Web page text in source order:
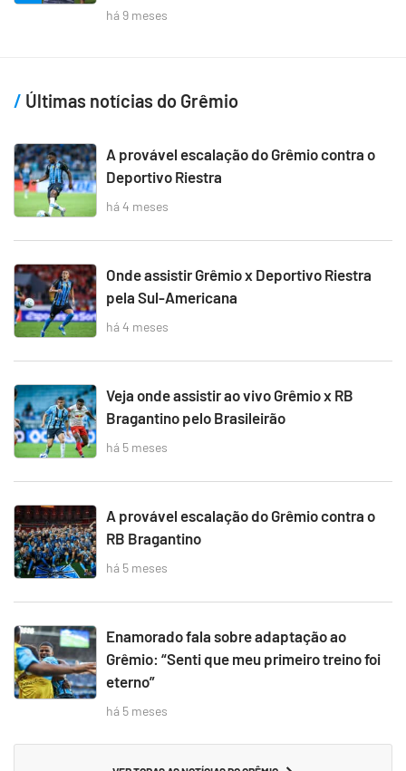
há 9 meses
Últimas notícias do Grêmio
A provável escalação do Grêmio contra o
Deportivo Riestra
há 4 meses
Onde assistir Grêmio x Deportivo Riestra
pela Sul-Americana
há 4 meses
Veja onde assistir ao vivo Grêmio x RB
Bragantino pelo Brasileirão
há 5 meses
A provável escalação do Grêmio contra o
RB Bragantino
há 5 meses
Enamorado fala sobre adaptação ao
Grêmio: “Senti que meu primeiro treino foi
eterno”
há 5 meses